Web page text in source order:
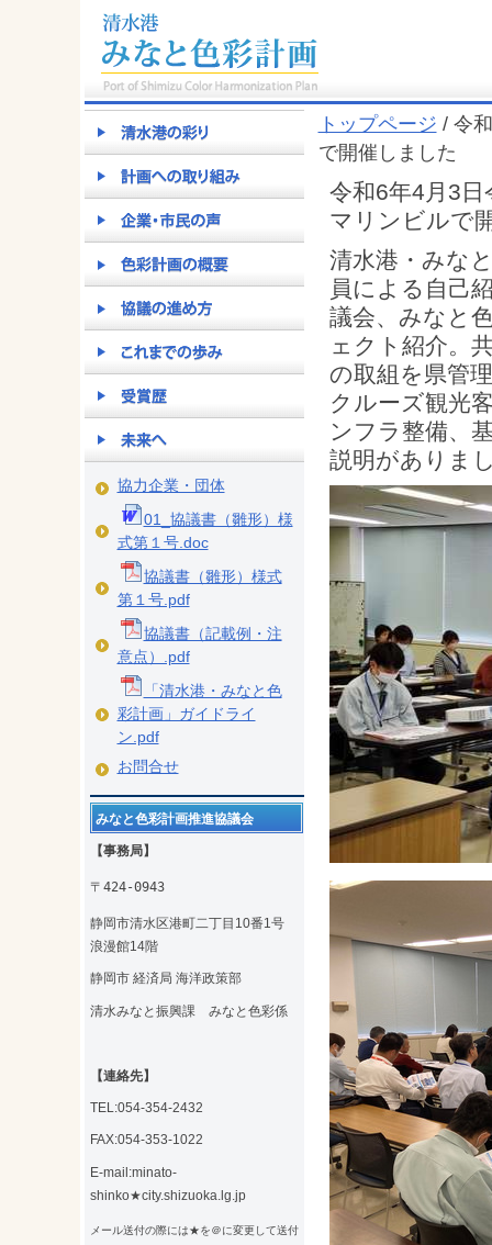
協力企業・団体
01_協議書（雛形）様
式第１号.doc
協議書（雛形）様式
第１号.pdf
協議書（記載例・注
意点）.pdf
「清水港・みなと色
彩計画」ガイドライ
ン.pdf
お問合せ
みなと色彩計画推進協議会
【事務局】
〒424-0943
静岡市清水区港町二丁目10番1号
浪漫館14階
静岡市 経済局 海洋政策部
清水みなと振興課 みなと色彩係
【連絡先】
TEL:054-354-2432
FAX:054-353-1022
E-mail:minato-
shinko★city.shizuoka.lg.jp
メール送付の際には★を＠に変更して送付
トップページ / 令
で開催しました
令和6年4月3
マリンビルで
清水港・みな
員による自己
議会、みなと
ェクト紹介。
の取組を県管
クルーズ観光
ンフラ整備、
説明がありま